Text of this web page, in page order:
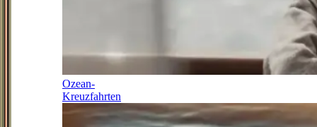
Ozean-
Kreuzfahrten